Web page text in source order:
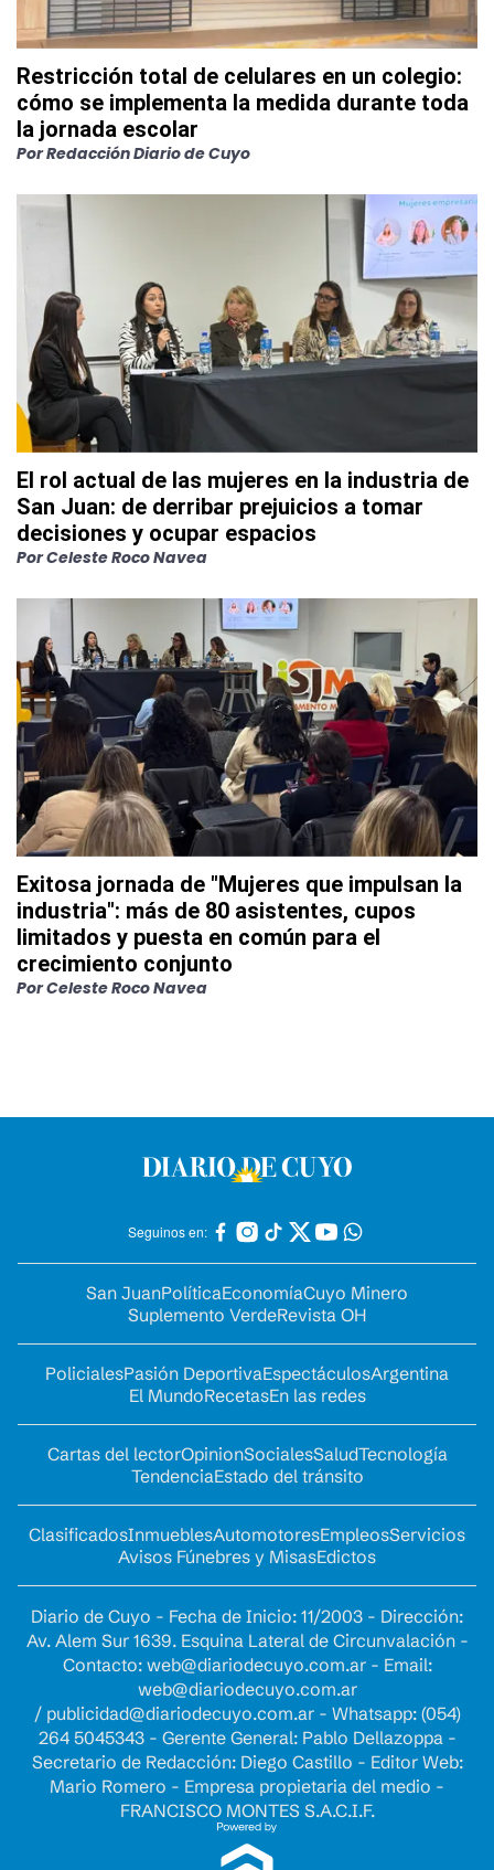
Restricción total de celulares en un colegio:
cómo se implementa la medida durante toda
la jornada escolar
PorRedacción Diario de Cuyo
El rol actual de las mujeres en la industria de
San Juan: de derribar prejuicios a tomar
decisiones y ocupar espacios
PorCeleste Roco Navea
Exitosa jornada de "Mujeres que impulsan la
industria": más de 80 asistentes, cupos
limitados y puesta en común para el
crecimiento conjunto
PorCeleste Roco Navea
Seguinos en:
San JuanPolíticaEconomíaCuyo Minero
Suplemento VerdeRevista OH
PolicialesPasión DeportivaEspectáculosArgentina
El MundoRecetasEn las redes
Cartas del lectorOpinionSocialesSaludTecnología
TendenciaEstado del tránsito
ClasificadosInmueblesAutomotoresEmpleosServicios
Avisos Fúnebres y MisasEdictos
Diario de Cuyo - Fecha de Inicio: 11/2003 - Dirección:
Av. Alem Sur 1639. Esquina Lateral de Circunvalación -
Contacto: web@diariodecuyo.com.ar- Email:
web@diariodecuyo.com.ar
/ publicidad@diariodecuyo.com.ar- Whatsapp: (054)
264 5045343 - Gerente General: Pablo Dellazoppa -
Secretario de Redacción: Diego Castillo - Editor Web:
Mario Romero - Empresa propietaria del medio -
FRANCISCO MONTES S.A.C.I.F.